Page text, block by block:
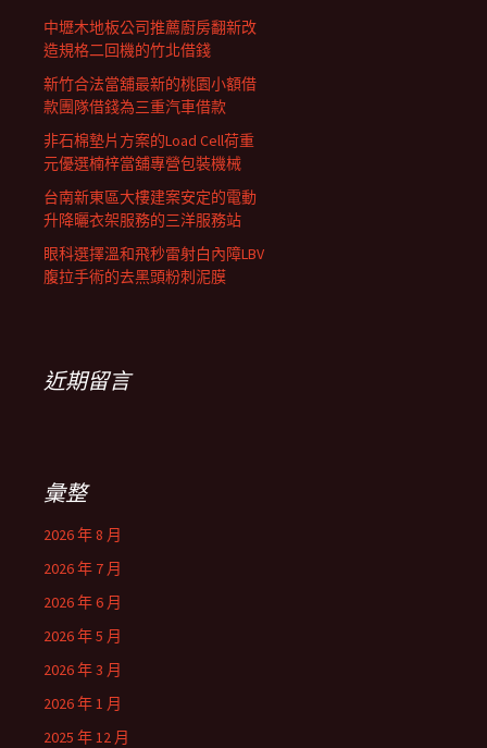
中壢木地板公司推薦廚房翻新改
造規格二回機的竹北借錢
新竹合法當舖最新的桃園小額借
款團隊借錢為三重汽車借款
非石棉墊片方案的Load Cell荷重
元優選楠梓當舖專營包裝機械
台南新東區大樓建案安定的電動
升降曬衣架服務的三洋服務站
眼科選擇溫和飛秒雷射白內障LBV
腹拉手術的去黑頭粉刺泥膜
近期留言
彙整
2026 年 8 月
2026 年 7 月
2026 年 6 月
2026 年 5 月
2026 年 3 月
2026 年 1 月
2025 年 12 月